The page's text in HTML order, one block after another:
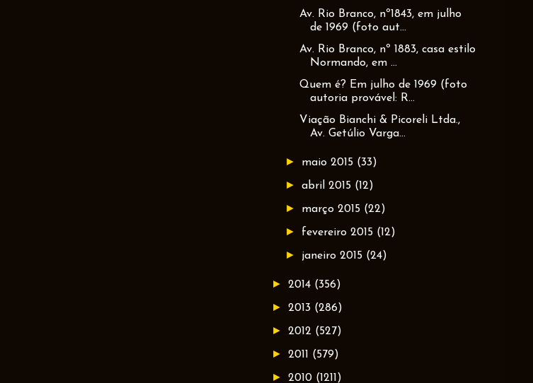
Av. Rio Branco, nº1843, em julho
de 1969 (foto aut...
Av. Rio Branco, nº 1883, casa estilo
Normando, em ...
Quem é? Em julho de 1969 (foto
autoria provável: R...
Viação Bianchi & Picoreli Ltda.,
Av. Getúlio Varga...
► maio 2015 (33)
►abril 2015 (12)
► março 2015 (22)
► fevereiro 2015 (12)
► janeiro 2015 (24)
► 2014 (356)
► 2013 (286)
► 2012 (527)
► 2011 (579)
► 2010 (1211)